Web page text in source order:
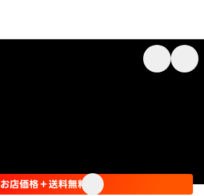
お店価格＋送料無料